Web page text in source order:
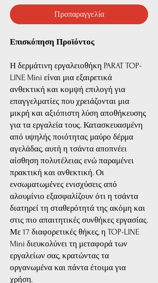
Προπαραγγελία
Επισκόπηση Προϊόντος
Η δερμάτινη εργαλειοθήκη PARAT TOP-
LINE Mini είναι μια εξαιρετικά
ανθεκτική και κομψή επιλογή για
επαγγελματίες που χρειάζονται μια
μικρή και αξιόπιστη λύση αποθήκευσης
για τα εργαλεία τους. Κατασκευασμένη
από υψηλής ποιότητας μαύρο δέρμα
αγελάδας, αυτή η τσάντα αποπνέει
αίσθηση πολυτέλειας ενώ παραμένει
πρακτική και ανθεκτική. Οι
ενσωματωμένες ενισχύσεις από
αλουμίνιο εξασφαλίζουν ότι η τσάντα
διατηρεί τη σταθερότητά της ακόμη και
στις πιο απαιτητικές συνθήκες εργασίας.
Με 17 διαφορετικές θήκες, η TOP-LINE
Mini διευκολύνει τη μεταφορά των
εργαλείων σας, κρατώντας τα
οργανωμένα και πάντα έτοιμα για
χρήση.